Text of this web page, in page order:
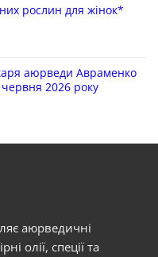
рослин для жінок*
аюрведи Авраменко
2026 року
аюрведичні
олії, спеції та